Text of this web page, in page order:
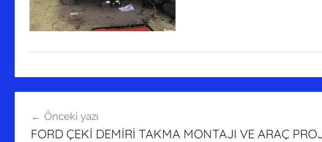
gezinmesi
Önceki yazı
FORD ÇEKİ DEMİRİ TAKMA MONTAJI VE ARAÇ